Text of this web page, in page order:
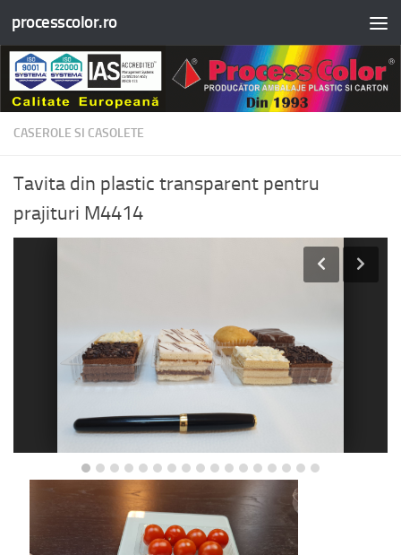
Skip to content
processcolor.ro
CASEROLE SI CASOLETE
Tavita din plastic transparent pentru
prajituri M4414